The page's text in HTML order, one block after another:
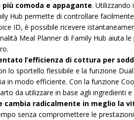
comoda e appagante. Utilizzando
Hub permette di controllare
ID, è possibile ricevere
Meal Planner di Family Hub aiuta
l’efficienza di cottura per
lo sportello flessibile e la funzione
in modo efficiente. Con la funzione
da utilizzare in base agli ingredienti
cambia radicalmente in meglio la
senza compromettere le